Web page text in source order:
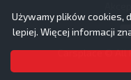
Używamy plików cookies,
lepiej. Więcej informacji
Carsplace © All